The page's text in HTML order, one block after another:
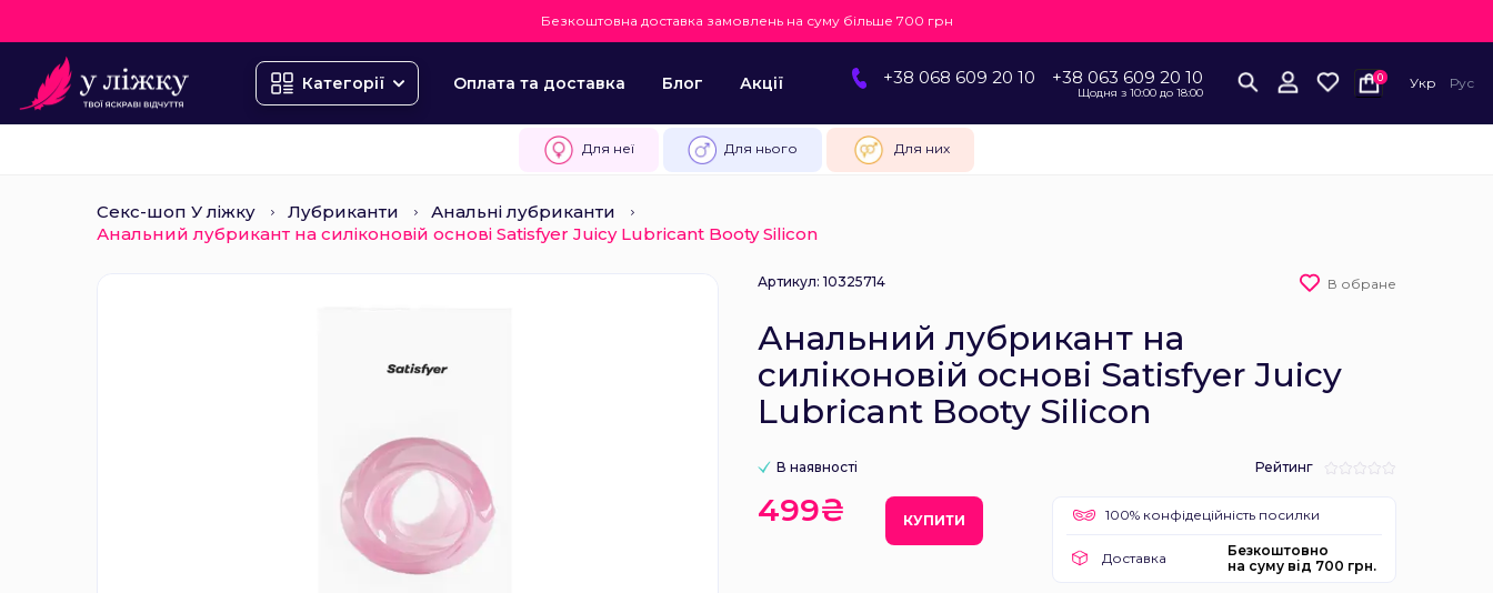
Безкоштовна доставка замовлень на суму більше 700 грн
Категорії Оплата та доставка Блог Акції +38 068 609 20 10 +38 063 609 20 10
Щодня з 10:00 до 18:00
0 Укр Рус
Для неї Для нього Для них
Секс-шоп У ліжку Лубриканти
Анальні лубриканти
Анальний лубрикант на силіконовій основі Satisfyer Juicy Lubricant Booty Silicon
Артикул: 10325714 В обране
Анальний лубрикант на
силіконовій основі Satisfyer Juicy
Lubricant Booty Silicon
В наявності Рейтинг
499₴ КУПИТИ 100% конфідеційність посилки
Доставка
Безкоштовно
на суму від 700 грн.